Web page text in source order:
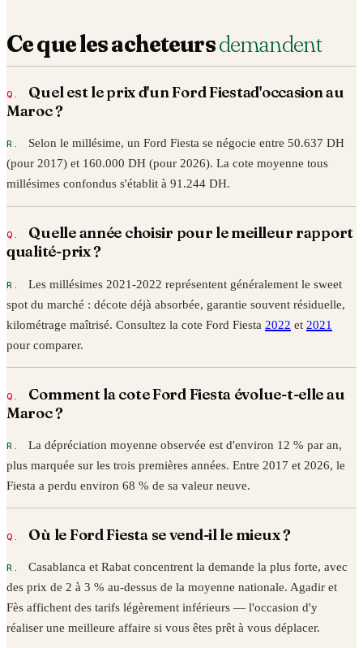
Ce que les acheteursdemandent
Quel est le prix d'unFordFiestad'occasion au
Maroc ?
Selon le millésime, unFord Fiesta se négocie entre 50.637 DH
(pour 2017) et 160.000 DH (pour 2026). La cote moyenne tous
millésimes confondus s'établit à 91.244 DH.
Quelle année choisir pour le meilleur rapport
qualité-prix ?
Les millésimes 2021-2022 représentent généralement le sweet
spot du marché : décote déjà absorbée, garantie souvent résiduelle,
kilométrage maîtrisé. Consultez la cote Ford Fiesta 2022 et 2021
pour comparer.
Comment la coteFordFiesta évolue-t-elle au
Maroc ?
La dépréciation moyenne observée est d'environ 12 % par an,
plus marquée sur les trois premières années. Entre 2017 et 2026, le
Fiesta a perdu environ 68 % de sa valeur neuve.
Où leFordFiestase vend-il le mieux ?
Casablanca et Rabat concentrent la demande la plus forte, avec
des prix de 2 à 3 % au-dessus de la moyenne nationale. Agadir et
Fès affichent des tarifs légèrement inférieurs — l'occasion d'y
réaliser une meilleure affaire si vous êtes prêt à vous déplacer.